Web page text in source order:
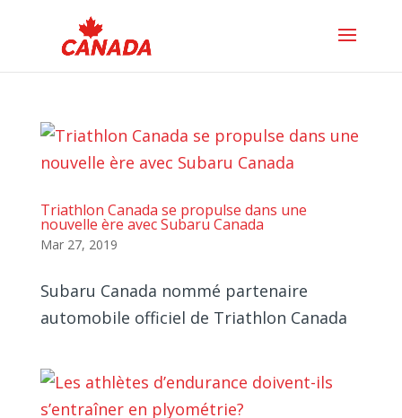
Triathlon Canada se propulse dans une
nouvelle ère avec Subaru Canada
Mar 27, 2019
Subaru Canada nommé partenaire
automobile officiel de Triathlon Canada